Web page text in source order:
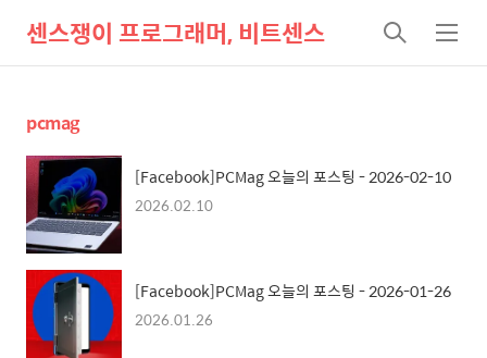
센스쟁이 프로그래머, 비트센스
검
색
메
뉴
pcmag
[Facebook]PCMag 오늘의 포스팅 - 2026-02-10
2026.02.10
[Facebook]PCMag 오늘의 포스팅 - 2026-01-26
2026.01.26